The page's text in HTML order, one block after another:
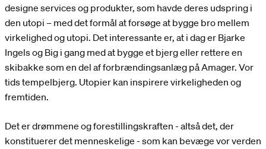
designe services og produkter, som havde deres udspring i
den utopi – med det formål at forsøge at bygge bro mellem
virkelighed og utopi. Det interessante er, at i dag er Bjarke
Ingels og Big i gang med at bygge et bjerg eller rettere en
skibakke som en del af forbrændingsanlæg på Amager. Vor
tids tempelbjerg. Utopier kan inspirere virkeligheden og
fremtiden.
Det er drømmene og forestillingskraften - altså det, der
konstituerer det menneskelige - som kan bevæge vor verden